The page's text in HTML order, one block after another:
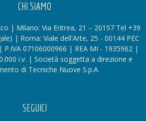
CHI SIAMO
| Milano: Via Eritrea, 21 – 20157 Tel +39
| Roma: Viale dell'Arte, 25 - 00144 PEC
P.IVA 07106000966 | REA MI - 1935962 |
i.v. | Società soggetta a direzione e
di Tecniche Nuove S.p.A.
SEGUICI